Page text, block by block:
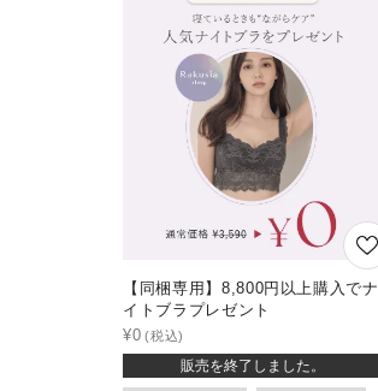
【同梱専用】8,800円以上購入でナ
イトブラプレゼント
¥0
販売を終了しました。